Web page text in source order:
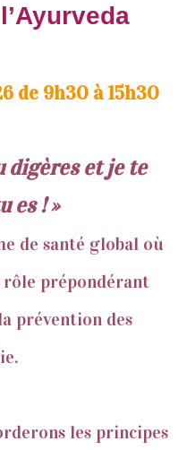
de 9h30 à 15h30
digères et je te
es ! »
de santé global où
prépondérant
prévention des
les principes